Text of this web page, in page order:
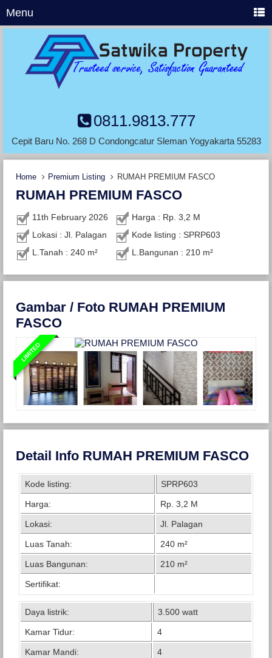
Menu
0811.9813.777
Cepit Baru No. 268 D Condongcatur Sleman Yogyakarta 55283
Home Premium Listing RUMAH PREMIUM FASCO
RUMAH PREMIUM FASCO
11th February 2026
Harga : Rp. 3,2 M
Lokasi : Jl. Palagan
Kode listing : SPRP603
L.Tanah : 240 m²
L.Bangunan : 210 m²
Gambar / Foto RUMAH PREMIUM
FASCO
LIMITED
Detail Info RUMAH PREMIUM FASCO
Kode listing: SPRP603
Harga: Rp. 3,2 M
Lokasi: Jl. Palagan
Luas Tanah: 240 m²
Luas Bangunan: 210 m²
Sertifikat:
Daya listrik: 3.500 watt
Kamar Tidur: 4
Kamar Mandi: 4